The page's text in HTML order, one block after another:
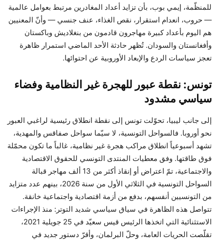
للمنظّمة، إيمي بوب، بأن تزايد أعداد المغادرين مرتبط بعوامل عالمية
— حروب، انعدام استقرار، نقص الغذاء، عنف جنسي — وأنّ المعنيين
هم اليوم بأعداد كبيرة مهاجرون قادمون من بنغلاديش وباكستان
وأفغانستان والسودان. تُظهر حادثة الأحد الماضي استمرار ظاهرة
تعجز سياسات الردع والإبعاد الأوروبية عن احتوائها.
تونس: نقطة عبور للهجرة غير النظامية وفضاء
سياسي مشدود
إلى جانب ليبيا، تحوّلت تونس إلى نقطة انطلاق رئيسية لراغبي العبور
نحو أوروبا. فالسواحل التونسية، لا سيّما سواحل صفاقس والمهدية،
تشهد أسبوعياً انطلاق مراكب هجرة غير نظامية، غالباً ما تكون محمّلة
فوق طاقتها. وفق معطيات المنتدى التونسي للحقوق الاقتصادية
والاجتماعية، تمّ اعتراض أو إنقاذ أكثر من 13 ألف مهاجر قبالة
السواحل التونسية في الثلاثي الأول من سنة 2026، بينهم عدد متزايد
من التونسيين أنفسهم، بدفع من أزمة اقتصادية واجتماعية خانقة.
تتواصل هذه الظاهرة في سياق سياسي شديد التوتر: منذ الإجراءات
الاستثنائية التي اتخذها الرئيس قيس سعيّد في 25 جويلية 2021،
تقلّصت الحريات العامة، وحلّ البرلمان، وأقرّ دستور جديد في